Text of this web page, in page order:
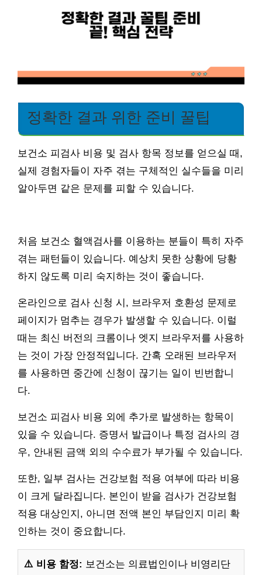
정확한 결과 위한 준비 꿀팁
보건소 피검사 비용 및 검사 항목 정보를 얻으실 때,
실제 경험자들이 자주 겪는 구체적인 실수들을 미리
알아두면 같은 문제를 피할 수 있습니다.
처음 보건소 혈액검사를 이용하는 분들이 특히 자주
겪는 패턴들이 있습니다. 예상치 못한 상황에 당황
하지 않도록 미리 숙지하는 것이 좋습니다.
온라인으로 검사 신청 시, 브라우저 호환성 문제로
페이지가 멈추는 경우가 발생할 수 있습니다. 이럴
때는 최신 버전의 크롬이나 엣지 브라우저를 사용하
는 것이 가장 안정적입니다. 간혹 오래된 브라우저
를 사용하면 중간에 신청이 끊기는 일이 빈번합니
다.
보건소 피검사 비용 외에 추가로 발생하는 항목이
있을 수 있습니다. 증명서 발급이나 특정 검사의 경
우, 안내된 금액 외의 수수료가 부가될 수 있습니다.
또한, 일부 검사는 건강보험 적용 여부에 따라 비용
이 크게 달라집니다. 본인이 받을 검사가 건강보험
적용 대상인지, 아니면 전액 본인 부담인지 미리 확
인하는 것이 중요합니다.
⚠️ 비용 함정: 보건소는 의료법인이나 비영리단